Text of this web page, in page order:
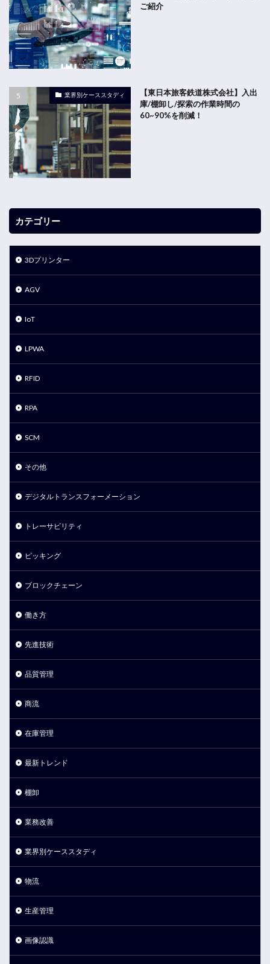
ご紹介
業界別ケーススタディ
【東日本旅客鉄道株式会社】入出
庫/棚卸し/探索の作業時間の
60~90%を削減！
カテゴリー
3Dプリンター
AGV
IoT
LPWA
RFID
RPA
SCM
その他
デジタルトランスフォーメーション
トレーサビリティ
ピッキング
ブロックチェーン
働き方
先進技術
品質管理
商流
在庫管理
最新トレンド
棚卸
業務改善
業界別ケーススタディ
物流
生産管理
画像認識